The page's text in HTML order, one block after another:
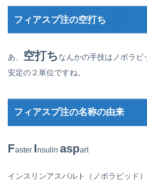
フィアスプ注の空打ち
あ、 空打ち なんかの手技はノボラピ
安定の２単位ですね。
フィアスプ注の名称の由来
Faster Insulin aspart
インスリンアスパルト（ノボラピッド）